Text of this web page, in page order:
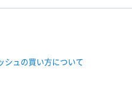
シュの買い方について